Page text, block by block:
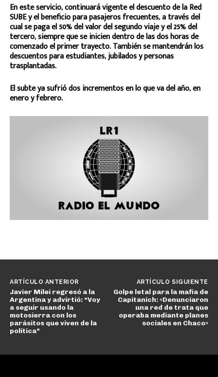
En este servicio, continuará vigente el descuento de la Red
SUBE y el beneficio para pasajeros frecuentes, a través del
cual se paga el 50% del valor del segundo viaje y el 25% del
tercero, siempre que se inicien dentro de las dos horas de
comenzado el primer trayecto. También se mantendrán los
descuentos para estudiantes, jubilados y personas
trasplantadas.
El subte ya sufrió dos incrementos en lo que va del año, en
enero y febrero.
ARTÍCULO ANTERIOR
Javier Milei regresó a la
Argentina y advirtió: “Voy
a seguir usando la
motosierra con los
parásitos que viven de la
política”
ARTÍCULO SIGUIENTE
Golpe letal para la mafia de
Capitanich: «Denunciaron
una red de trata que
operaba mediante planes
sociales en Chaco»